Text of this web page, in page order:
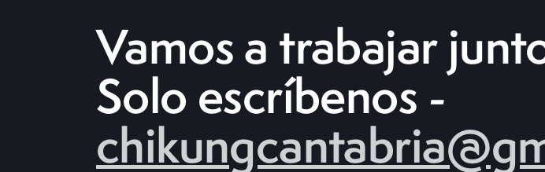
Vamos a trabajar
Solo escríbenos -